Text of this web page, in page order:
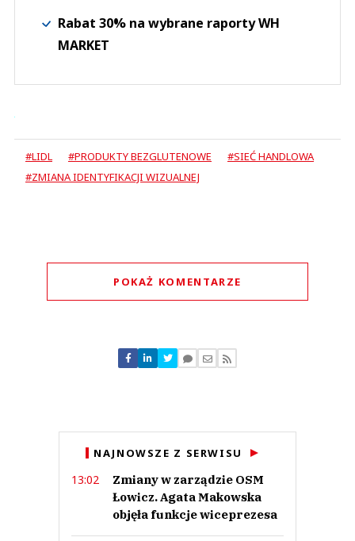
Rabat 30% na wybrane raporty WH
MARKET
#LIDL #PRODUKTY BEZGLUTENOWE
#SIEĆ HANDLOWA
#ZMIANA IDENTYFIKACJI WIZUALNEJ
POKAŻ KOMENTARZE
19.02.2019 / 12:08
This comment was minimized by the moderator on the site
Kiedy w sklepienr 1192 pojawia sie kasy dzielone? W filmiku na youtube
takie kasy widac, a w starych lidlach budowanych sprzed 2010 roku jakos
ich nie widze. Zapraszam na sklepnr 1192.
zdegustowany klient
Odpowiedz
NAJNOWSZE Z SERWISU
13:02
Zmiany w zarządzie OSM
Łowicz. Agata Makowska
objęła funkcje wiceprezesa